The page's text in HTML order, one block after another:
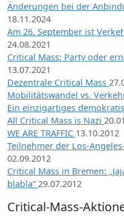
Änderungen bei der
18.11.2024
Am 26. September ist
24.08.2021
Critical Mass: Party oder
13.07.2021
Dezentrale Critical Mass
Mobilitätswandel vs.
Ein einzigartiges
All Critical Mass is Nazi
WE ARE TRAFFIC 13.10.2012
Teilnehmer der Los-
02.09.2012
Critical Mass in Bremen:
blabla“ 29.07.2012
Critical-Mass-